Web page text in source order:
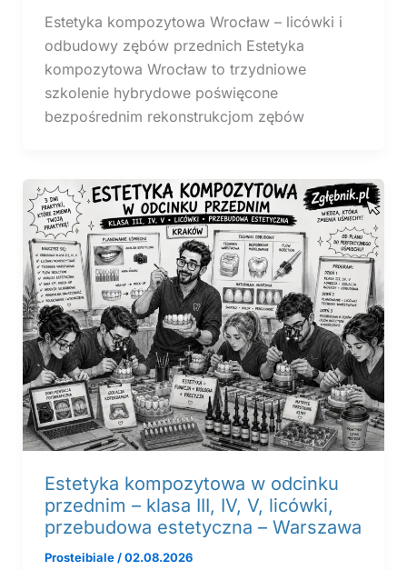
Estetyka kompozytowa Wrocław – licówki i
odbudowy zębów przednich Estetyka
kompozytowa Wrocław to trzydniowe
szkolenie hybrydowe poświęcone
bezpośrednim rekonstrukcjom zębów
Estetyka kompozytowa w odcinku
przednim – klasa III, IV, V, licówki,
przebudowa estetyczna – Warszawa
Prosteibiale/02.08.2026